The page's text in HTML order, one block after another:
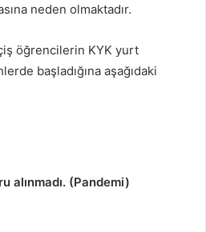
neden olmaktadır.
öğrencilerin KYK yurt
başladığına aşağıdaki
alınmadı. (Pandemi)